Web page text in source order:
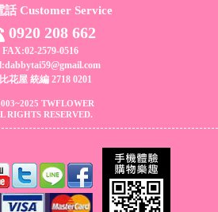
話 Customer Service
0920 208 662
FAX:02-2579-0516
花屋 統編 2718 0201
TWFLOWER
RIGHTS RESERVED.